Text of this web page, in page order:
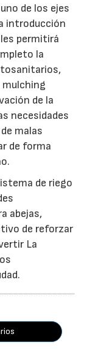
de los ejes
introducción
permitirá
la
mulching
de la
necesidades
malas
de forma
de riego
abejas,
de reforzar
La